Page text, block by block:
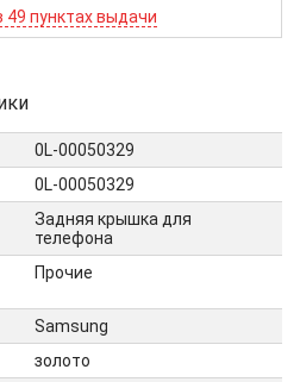
49 пунктах выдачи
0L-00050329
0L-00050329
Задняя крышка для
телефона
Прочие
Samsung
золото